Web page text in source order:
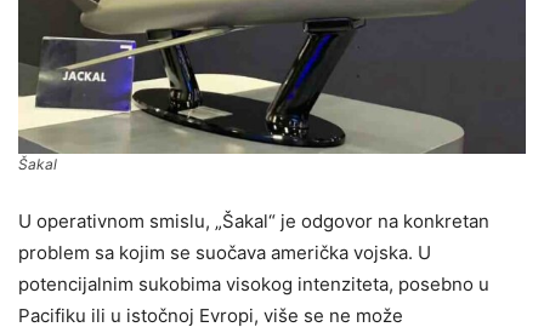
Šakal
U operativnom smislu, „Šakal“ je odgovor na konkretan
problem sa kojim se suočava američka vojska. U
potencijalnim sukobima visokog intenziteta, posebno u
Pacifiku ili u istočnoj Evropi, više se ne može